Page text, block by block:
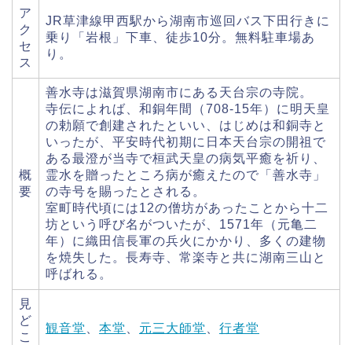
ア
ク
セ
ス
JR草津線甲西駅から湖南市巡回バス下田行きに
乗り「岩根」下車、徒歩10分。無料駐車場あ
り。
概
要
善水寺は滋賀県湖南市にある天台宗の寺院。
寺伝によれば、和銅年間（708-15年）に明天皇
の勅願で創建されたといい、はじめは和銅寺と
いったが、平安時代初期に日本天台宗の開祖で
ある最澄が当寺で桓武天皇の病気平癒を祈り、
霊水を贈ったところ病が癒えたので「善水寺」
の寺号を賜ったとされる。
室町時代頃には12の僧坊があったことから十二
坊という呼び名がついたが、1571年（元亀二
年）に織田信長軍の兵火にかかり、多くの建物
を焼失した。長寿寺、常楽寺と共に湖南三山と
呼ばれる。
見
ど
こ
観音堂 本堂 元三大師堂 行者堂